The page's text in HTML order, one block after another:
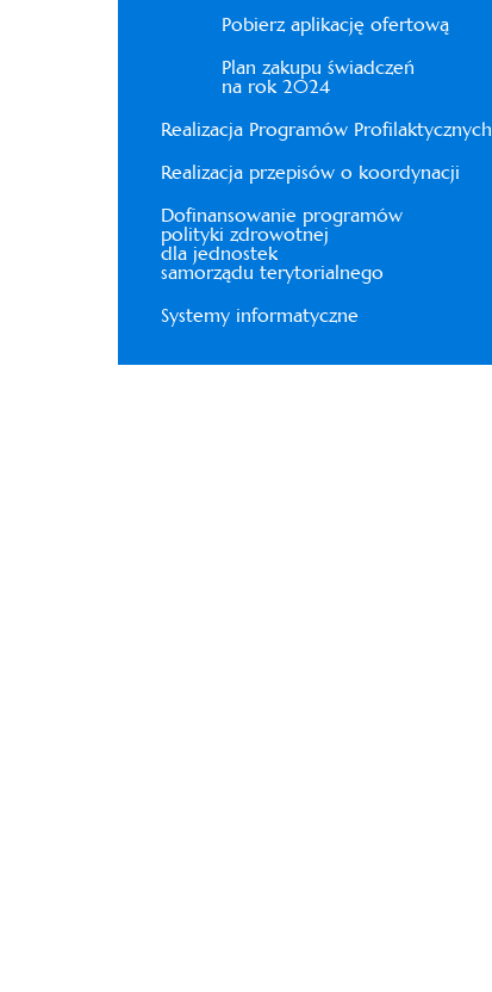
Pobierz aplikację ofertową
Plan zakupu świadczeń
na rok 2024
Realizacja Programów Profilaktycznych
Realizacja przepisów o koordynacji
Dofinansowanie programów
polityki zdrowotnej
dla jednostek
samorządu terytorialnego
Systemy informatyczne